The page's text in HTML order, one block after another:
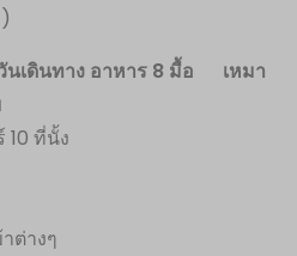
นเดินทาง อาหาร 8 มื้อ เหมา
ที่นั้ง
ต่างๆ